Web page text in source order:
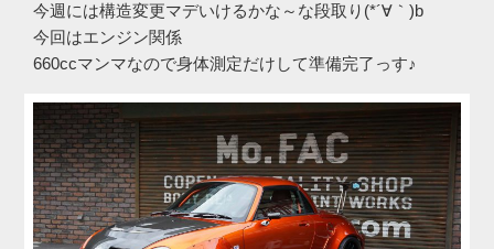
今週には構造変更マデいけるかな～な段取り(*´∀｀)b
今回はエンジン関係
660ccマンマなので身体測定だけして準備完了っす♪